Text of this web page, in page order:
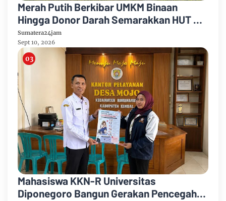
Merah Putih Berkibar UMKM Binaan
Hingga Donor Darah Semarakkan HUT RI
Ke-81 Di PTPN IV Regional IV
Sumatera24jam
Sept 10, 2026
Mahasiswa KKN-R Universitas
Diponegoro Bangun Gerakan Pencegahan